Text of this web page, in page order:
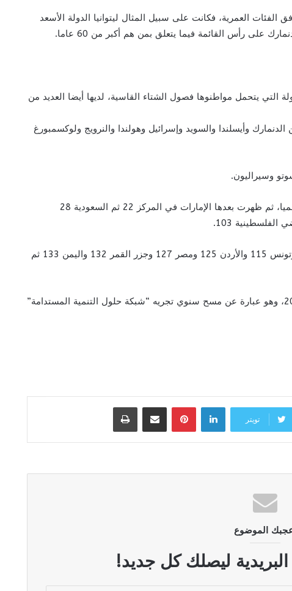
العمرية، فكانت على سبيل المثال ليتوانيا الدولة الأسعد
التي يتحمل مواطنوها فصول الشتاء القاسية، لديها أيضا العديد من
وأيسلندا والسويد وإسرائيل وهولندا والنرويج ولوكسمبورغ
وسيراليون.
وعلى المستوى العربي، حلّت الكويت في المركز 13 عالميا، ثم ظهرت بعدها الإمارات في المركز 22 ثم السعودية 28
يأتي بعد ذلك المغرب في الترتيب 107 وموريتانيا 111 وتونس 115 والأردن 125 ومصر 127 وجزر القمر 132 واليمن 133 ثم
وتم إطلاق تقرير السعادة العالمي للمرة الأولى عام 2012، وهو عبارة عن مسح سنوي تجريه “شبكة حلول التنمية المستدامة”
تويتر
لينكدإن بينتيريستمشاركة عبر البريد طباعة
الموضوع
ليصلك كل جديد!